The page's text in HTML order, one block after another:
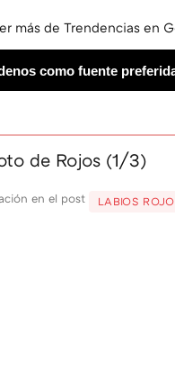
VIAJES GASTRO
de Rojos (1/3)
en el post LABIOS
más de Trendencias en
como fuente